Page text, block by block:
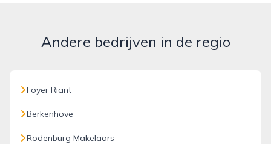
Andere bedrijven in de regio
Foyer Riant
Berkenhove
Rodenburg Makelaars